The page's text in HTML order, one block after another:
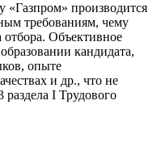
«Газпром» производится
требованиям, чему
отбора. Объективное
кандидата,
опыте
и др., что не
раздела I Трудового